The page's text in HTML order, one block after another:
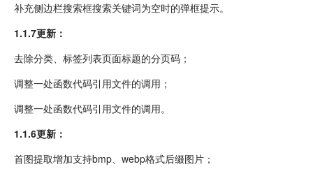
补充侧边栏搜索框搜索关键词为空时的弹框提示。
1.1.7更新：
去除分类、标签列表页面标题的分页码；
调整一处函数代码引用文件的调用；
调整一处函数代码引用文件的调用。
1.1.6更新：
首图提取增加支持bmp、webp格式后缀图片；